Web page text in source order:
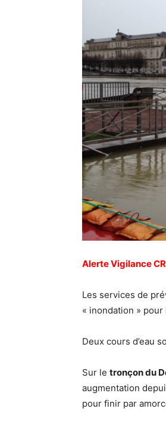
Alerte Vigilance
Les services de
« inondation »
Deux cours d’eau
Sur le tronçon du
augmentation
pour finir par